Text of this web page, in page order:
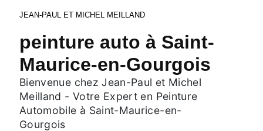
JEAN-PAUL ET MICHEL MEILLAND
peinture auto à Saint-
Maurice-en-Gourgois
Bienvenue chez Jean-Paul et Michel
Meilland - Votre Expert en Peinture
Automobile à Saint-Maurice-en-
Gourgois